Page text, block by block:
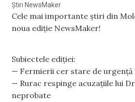
Știri NewsMaker
Cele mai importante știri din
noua ediție NewsMaker!
Subiectele ediției:
— Fermierii cer stare de
— Rurac respinge acuzațiile lui
neprobate